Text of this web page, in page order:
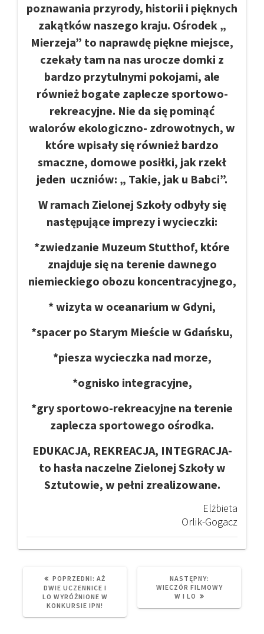
poznawania przyrody, historii i pięknych
zakątków naszego kraju. Ośrodek „
Mierzeja” to naprawdę piękne miejsce,
czekały tam na nas urocze domki z
bardzo przytulnymi pokojami, ale
również bogate zaplecze sportowo-
rekreacyjne. Nie da się pominąć
walorów ekologiczno- zdrowotnych, w
które wpisały się również bardzo
smaczne, domowe posiłki, jak rzekł
jeden uczniów: „ Takie, jak u Babci”.
W ramach Zielonej Szkoły odbyły się
następujące imprezy i wycieczki:
*zwiedzanie Muzeum Stutthof, które
znajduje się na terenie dawnego
niemieckiego obozu koncentracyjnego,
* wizyta w oceanarium w Gdyni,
*spacer po Starym Mieście w Gdańsku,
*piesza wycieczka nad morze,
*ognisko integracyjne,
*gry sportowo-rekreacyjne na terenie
zaplecza sportowego ośrodka.
EDUKACJA, REKREACJA, INTEGRACJA-
to hasła naczelne Zielonej Szkoły w
Sztutowie, w pełni zrealizowane.
Elżbieta
Orlik-Gogacz
POPRZEDNI: PREVIOUS
POST:
AŻ
DWIE UCZENNICE I
LO WYRÓŻNIONE W
KONKURSIE IPN!
NASTĘPNY:
POST:
WIECZÓR FILMOWY
W I LO